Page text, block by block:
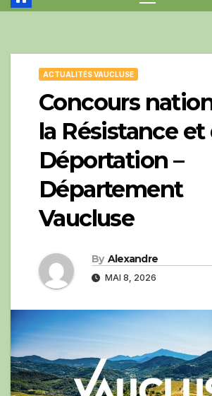
ACTUALITÉS VAUCLUSE
Concours
la Résistance et
Déportation –
Département
Vaucluse
By Alexandre
MAI 8, 2026